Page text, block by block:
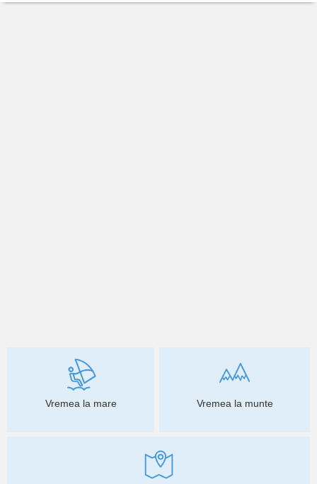
Vremea la mare Vremea la munte